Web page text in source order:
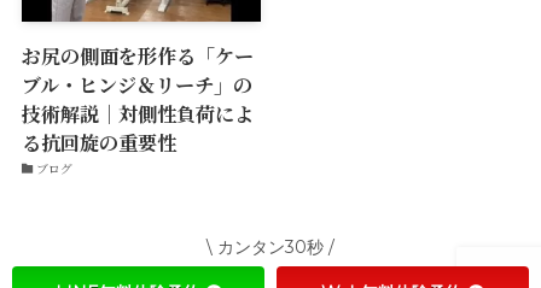
お尻の側面を形作る「ケー
ブル・ヒンジ＆リーチ」の
技術解説｜対側性負荷によ
る抗回旋の重要性
ブログ
\ カンタン30秒 /